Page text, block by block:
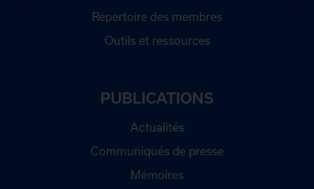
Répertoire des membres
Outils et ressources
PUBLICATIONS
Actualités
Communiqués de presse
Mémoires